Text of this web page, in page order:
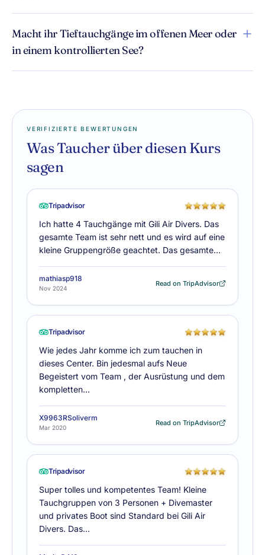
Macht ihr Tieftauchgänge im offenen Meer oder
in einem kontrollierten See?
VERIFIZIERTE BEWERTUNGEN
Was Taucher über diesen Kurs
sagen
Tripadvisor
Ich hatte 4 Tauchgänge mit Gili Air Divers. Das
gesamte Team ist sehr nett und es wird auf eine
kleine Gruppengröße geachtet. Das gesamte…
mathiasp918
Nov 2024
Read on TripAdvisor
Tripadvisor
Wie jedes Jahr komme ich zum tauchen in
dieses Center. Bin jedesmal aufs Neue
Begeistert vom Team , der Ausrüstung und dem
kompletten…
X9963RSoliverm
Mar 2020
Read on TripAdvisor
Tripadvisor
Super tolles und kompetentes Team! Kleine
Tauchgruppen von 3 Personen + Divemaster
und privates Boot sind Standard bei Gili Air
Divers. Das…